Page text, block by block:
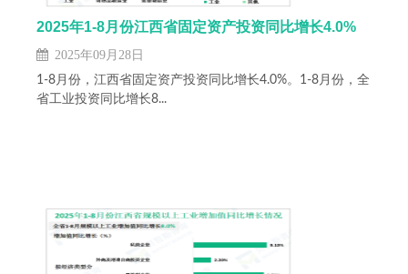
2025年1-8月份江西省固定资产投资同比增长4.0%
2025年09月28日
1-8月份，江西省固定资产投资同比增长4.0%。1-8月份，全
省工业投资同比增长8...